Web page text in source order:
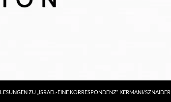
LESUNGEN ZU „ISRAEL-EINE KORRESPONDENZ“ KERMANI/SZNAIDER